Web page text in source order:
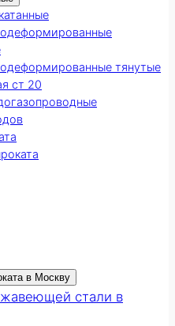
тянутые
ст 20
в Москву
стали в